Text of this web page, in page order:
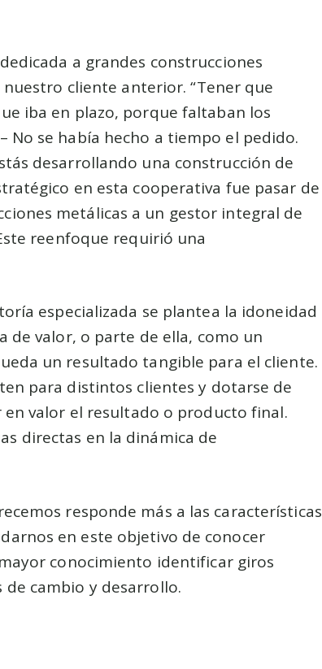
a grandes construcciones
cliente anterior. “Tener que
iba en plazo, porque faltaban los
se había hecho a tiempo el pedido.
desarrollando una construcción de
en esta cooperativa fue pasar de
metálicas a un gestor integral de
reenfoque requirió una
especializada se plantea la idoneidad
de valor, o parte de ella, como un
un resultado tangible para el cliente.
para distintos clientes y dotarse de
valor el resultado o producto final.
directas en la dinámica de
responde más a las características
en este objetivo de conocer
conocimiento identificar giros
cambio y desarrollo.